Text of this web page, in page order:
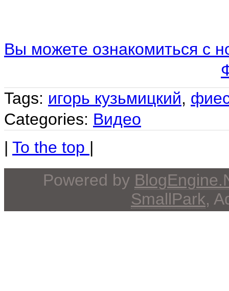
Вы можете ознакомиться с
Tags: игорь кузьмицкий,
Categories: Видео
| To the top |
Powered by
SmallPark,